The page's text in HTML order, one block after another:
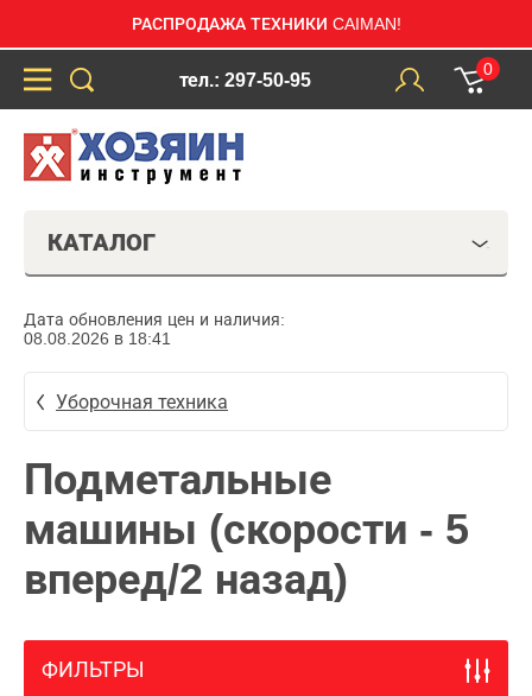
РАСПРОДАЖА ТЕХНИКИ CAIMAN!
тел.: 297-50-95
0
КАТАЛОГ
Дата обновления цен и наличия:
08.08.2026 в 18:41
Уборочная техника
Подметальные
машины (скорости - 5
вперед/2 назад)
ФИЛЬТРЫ